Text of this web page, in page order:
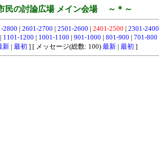
の討論広場 メイン会場 ～＊～
2800 | 2601-2700 | 2501-2600 | 2401-2500 | 2301-2400
| 1101-1200 | 1001-1100 | 901-1000 | 801-900 | 701-800
新| 最初 ] [ メッセージ(総数: 100) 最新| 最初 ]